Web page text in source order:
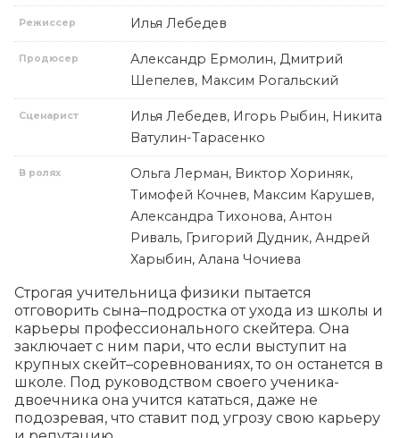
Режиссер Илья Лебедев
Продюсер
Александр Ермолин, Дмитрий
Шепелев, Максим Рогальский
Сценарист
Илья Лебедев, Игорь Рыбин, Никита
Ватулин-Тарасенко
В ролях
Ольга Лерман, Виктор Хориняк,
Тимофей Кочнев, Максим Карушев,
Александра Тихонова, Антон
Риваль, Григорий Дудник, Андрей
Харыбин, Алана Чочиева
Строгая учительница физики пытается
отговорить сына–подростка от ухода из школы и
карьеры профессионального скейтера. Она
заключает с ним пари, что если выступит на
крупных скейт–соревнованиях, то он останется в
школе. Под руководством своего ученика-
двоечника она учится кататься, даже не
подозревая, что ставит под угрозу свою карьеру